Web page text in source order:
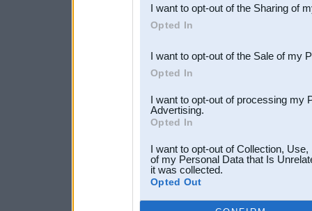
Downstream Participants
third parties.
I want to opt-out of the Sharing of
Opted In
I want to opt-out of the Sale of my
Opted In
I want to opt-out of processing my
Advertising.
Opted In
I want to opt-out of Collection,
of my Personal Data that Is
it was collected.
Opted Out